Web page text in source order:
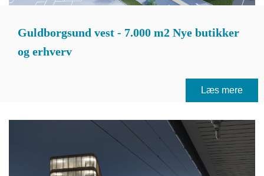
Guldborgsund vest - 7.000 m2 Nye butikker
og erhverv
Læs mere